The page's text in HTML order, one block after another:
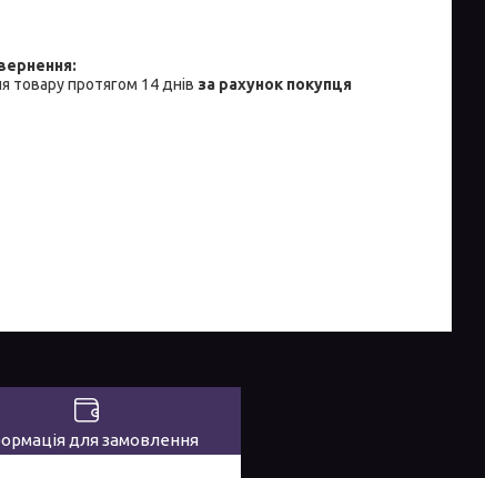
товару протягом 14 днів за рахунок покупця
для замовлення